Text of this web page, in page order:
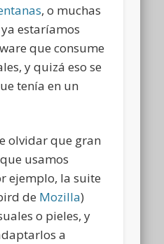
, o muchas
estaríamos
que consume
y quizá eso se
tenía en un
olvidar que gran
usamos
ejemplo, la suite
de Mozilla)
o pieles, y
a